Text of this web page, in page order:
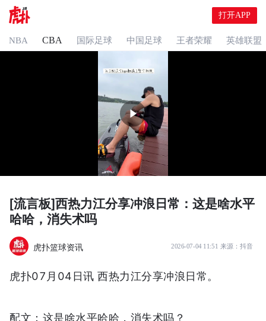
打开APP
NBA CBA 国际足球 中国足球 王者荣耀 英雄联盟
[流言板]西热力江分享冲浪日常：这是啥水平
哈哈，消失术吗
虎扑篮球资讯 2026-07-04 11:51 来源： 抖音
虎扑07月04日讯 西热力江分享冲浪日常。
配文：这是啥水平哈哈，消失术吗？